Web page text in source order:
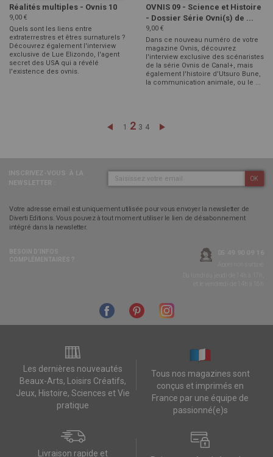
Réalités multiples - Ovnis 10
9,00 €
Quels sont les liens entre
extraterrestres et êtres surnaturels ?
Découvrez également l'interview
exclusive de Lue Elizondo, l'agent
secret des USA qui a révélé
l'existence des ovnis.
OVNIS 09 - Science et Histoire
- Dossier Série Ovni(s) de ...
9,00 €
Dans ce nouveau numéro de votre
magazine Ovnis, découvrez
l'interview exclusive des scénaristes
de la série Ovnis de Canal+, mais
également l'histoire d'Utsuro Bune,
la communication animale, ou le ...
Page
Précédent
Page
1 Vous lisez actuellement la
2 Page
3 Page
4 Page
Suivant
OK
Votre adresse email est uniquement utilisée pour vous envoyer la newsletter de
Diverti Editions. Vous pouvez à tout moment utiliser le lien de désabonnement
intégré dans la newsletter.
Les dernières nouveautés
Beaux-Arts, Loisirs Créatifs,
Jeux, Histoire, Sciences et Vie
pratique
Tous nos magazines sont
conçus et imprimés en
France par une équipe de
passionné(e)s
Livraison rapide et